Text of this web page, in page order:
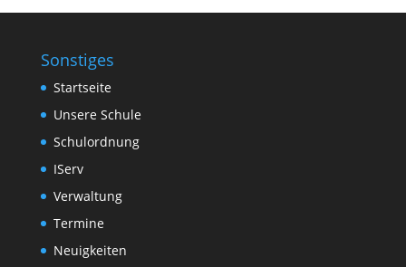
Sonstiges
Startseite
Unsere Schule
Schulordnung
IServ
Verwaltung
Termine
Neuigkeiten